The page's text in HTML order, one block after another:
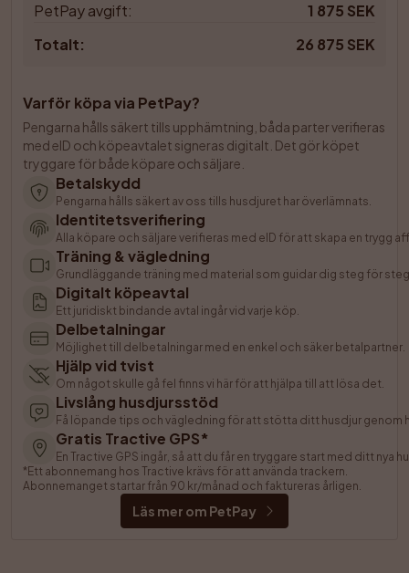
PetPay avgift:
1 875 SEK
Totalt: 26 875 SEK
Varför köpa via PetPay?
Pengarna hålls säkert tills upphämtning, båda parter verifieras
med eID och köpeavtalet signeras digitalt. Det gör köpet
tryggare för både köpare och säljare.
Betalskydd
Pengarna hålls säkert av oss tills husdjuret har överlämnats.
Identitetsverifiering
Alla köpare och säljare verifieras med eID för att skapa en trygg
Träning & vägledning
Grundläggande träning med material som guidar dig steg för
Digitalt köpeavtal
Ett juridiskt bindande avtal ingår vid varje köp.
Delbetalningar
Möjlighet till delbetalningar med en enkel och säker betalpartner.
Hjälp vid tvist
Om något skulle gå fel finns vi här för att hjälpa till att lösa det.
Livslång husdjursstöd
Få löpande tips och vägledning för att stötta ditt husdjur genom
Gratis Tractive GPS*
En Tractive GPS ingår, så att du får en tryggare start med ditt nya
*Ett abonnemang hos Tractive krävs för att använda trackern.
Abonnemanget startar från 90 kr/månad och faktureras årligen.
Läs mer om PetPay